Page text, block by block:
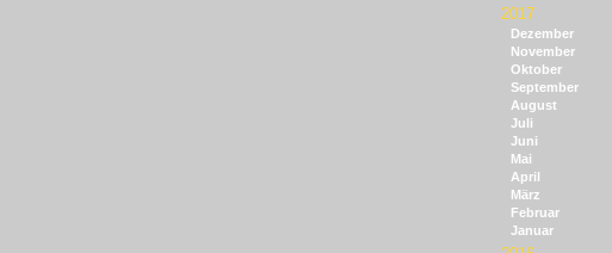
2017
Dezember
November
Oktober
September
August
Juli
Juni
Mai
April
März
Februar
Januar